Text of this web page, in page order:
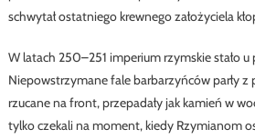
schwytał ostatniego krewnego założyciela
W latach 250–251 imperium rzymskie stało u
Niepowstrzymane fale barbarzyńców parły z
rzucane na front, przepadały jak kamień w
tylko czekali na moment, kiedy Rzymianom